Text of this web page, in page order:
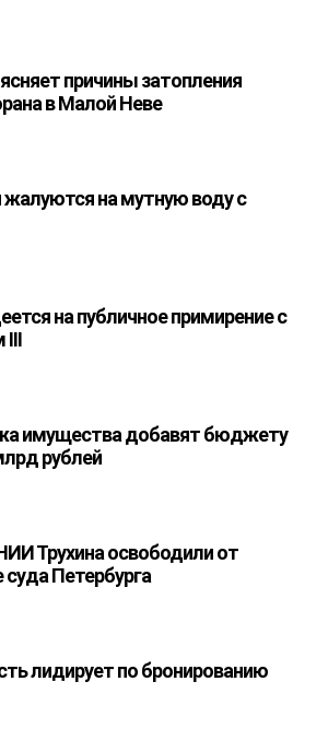
причины затопления
в Малой Неве
на мутную воду с
на публичное примирение с
III
имущества добавят бюджету
рублей
Трухина освободили от
суда Петербурга
лидирует по бронированию